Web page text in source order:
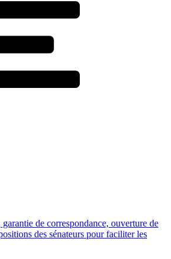
de correspondance, ouverture de
des sénateurs pour faciliter les